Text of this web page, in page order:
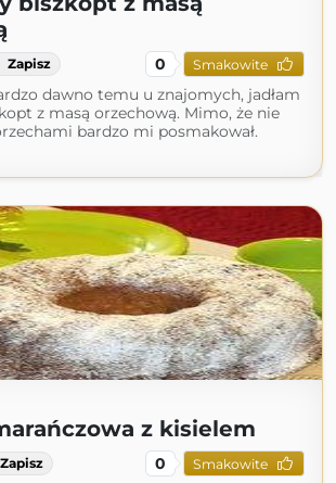
Zapisz 0 Smakowite
dawno temu u znajomych, jadłam
z masą orzechową. Mimo, że nie
bardzo mi posmakował.
z kisielem
Zapisz 0 Smakowite